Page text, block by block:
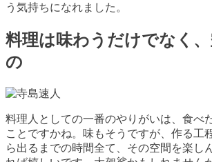
う気持ちになれました。
料理は味わうだけでなく
の
料理人としての一番のやりがいは、食べ
ことですかね。味もそうですが、作る工
ら出るまでの時間全て、その空間を楽し